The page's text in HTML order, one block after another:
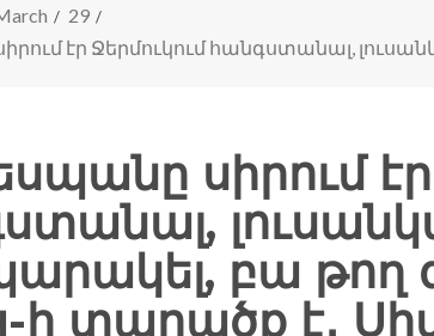
29
էր Ջերմուկում հանգստանալ,
սիրում էր
բա թող
ի տարածք է․